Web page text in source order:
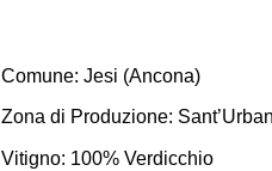
Comune: Jesi (Ancona)
Zona di Produzione:
Vitigno: 100% Verdicchio